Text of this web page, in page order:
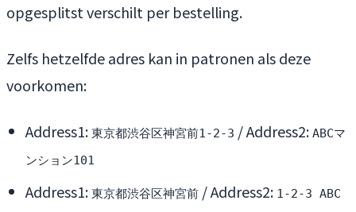
opgesplitst verschilt per bestelling.
Zelfs hetzelfde adres kan in patronen als deze
voorkomen:
Address1: 東京都渋谷区神宮前1-2-3 / Address2: ABCマ
ンション101
Address1: 東京都渋谷区神宮前 / Address2: 1-2-3 ABC